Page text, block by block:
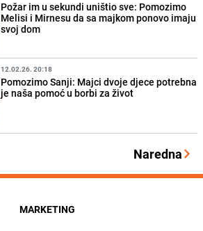
Požar im u sekundi uništio sve: Pomozimo
Melisi i Mirnesu da sa majkom ponovo imaju
svoj dom
12.02.26. 20:18
Pomozimo Sanji: Majci dvoje djece potrebna
je naša pomoć u borbi za život
Naredna
MARKETING